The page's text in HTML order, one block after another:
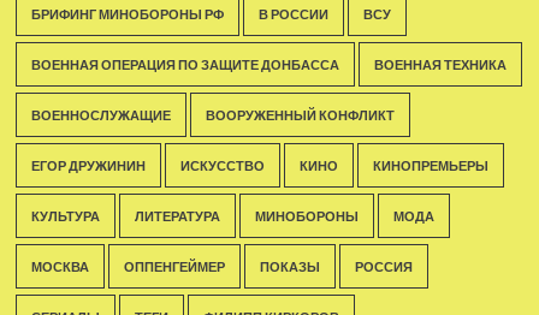
БРИФИНГ МИНОБОРОНЫ РФ В РОССИИ ВСУ
ВОЕННАЯ ОПЕРАЦИЯ ПО ЗАЩИТЕ ДОНБАССА ВОЕННАЯ ТЕХНИКА
ВОЕННОСЛУЖАЩИЕ ВООРУЖЕННЫЙ КОНФЛИКТ
ЕГОР ДРУЖИНИН ИСКУССТВО КИНО КИНОПРЕМЬЕРЫ
КУЛЬТУРА ЛИТЕРАТУРА МИНОБОРОНЫ МОДА
МОСКВА ОППЕНГЕЙМЕР ПОКАЗЫ РОССИЯ